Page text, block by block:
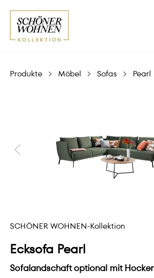
Produkte Möbel Sofas Pearl
SCHÖNER WOHNEN-Kollektion
Ecksofa Pearl
Sofalandschaft optional mit Hocker